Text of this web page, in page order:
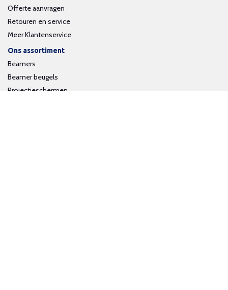
Offerte aanvragen
Retouren en service
Meer Klantenservice
Ons assortiment
Beamers
Beamer beugels
Projectieschermen